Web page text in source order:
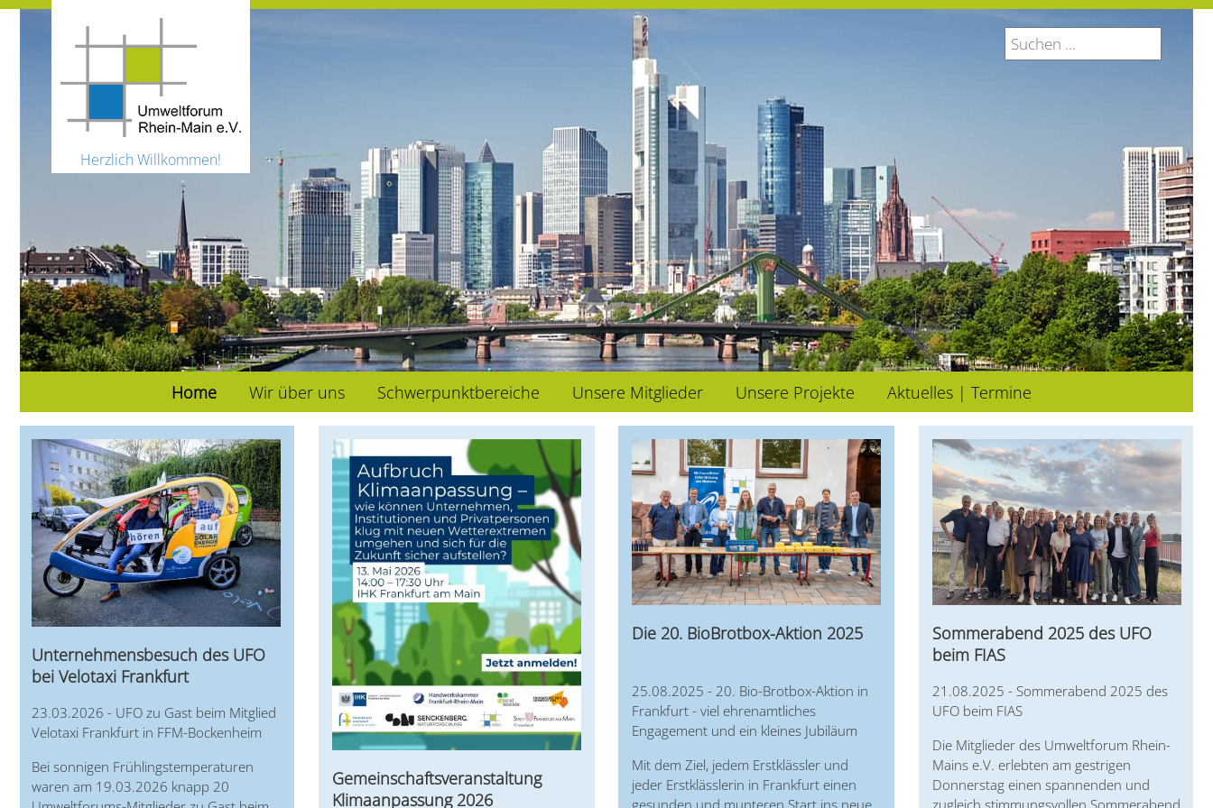
Herzlich Willkommen!
Home Wir über uns Schwerpunktbereiche Unsere Mitglieder Unsere Projekte Aktuelles | Termine
Unternehmensbesuch des UFO
bei Velotaxi Frankfurt
23.03.2026 - UFO zu Gast beim Mitglied
Velotaxi Frankfurt in FFM-Bockenheim
Bei sonnigen Frühlingstemperaturen
waren am 19.03.2026 knapp 20
Gemeinschaftsveranstaltung
Klimaanpassung 2026
Die 20. BioBrotbox-Aktion 2025
25.08.2025 - 20. Bio-Brotbox-Aktion in
Frankfurt - viel ehrenamtliches
Engagement und ein kleines Jubiläum
Mit dem Ziel, jedem Erstklässler und
jeder Erstklässlerin in Frankfurt einen
gesunden und munteren Start ins neue
Sommerabend 2025 des UFO
beim FIAS
21.08.2025 - Sommerabend 2025 des
UFO beim FIAS
Die Mitglieder des Umweltforum Rhein-
Mains e.V. erlebten am gestrigen
Donnerstag einen spannenden und
zugleich stimmungsvollen Sommerabend